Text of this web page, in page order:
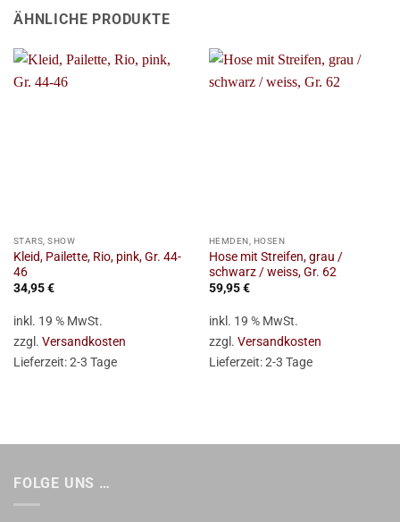
ÄHNLICHE PRODUKTE
STARS, SHOW
Kleid, Pailette, Rio, pink, Gr. 44-
46
34,95€
inkl. 19 % MwSt.
zzgl. Versandkosten
Lieferzeit:2-3 Tage
HEMDEN, HOSEN
Hose mit Streifen, grau /
schwarz / weiss, Gr. 62
59,95€
inkl. 19 % MwSt.
zzgl. Versandkosten
Lieferzeit:2-3 Tage
FOLGE UNS …